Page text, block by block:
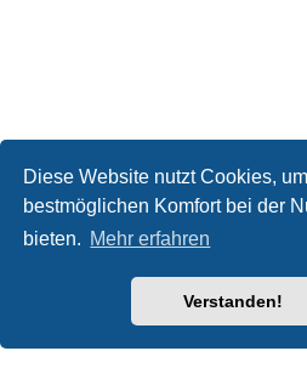
Diese Website nutzt Cookies,
bestmöglichen Komfort bei der
bieten. Mehr erfahren
Verstanden!